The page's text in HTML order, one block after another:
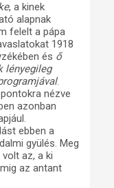
, a kinek
alapnak
felelt a pápa
1918
és ő
lényegileg
.
nézve
azonban
ebben a
gyülés. Meg
az, a ki
az antant